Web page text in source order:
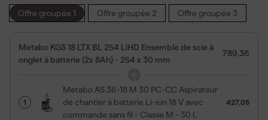
Offre groupée 1 Offre groupée 2 Offre groupée 3
Metabo KGS 18 LTX BL 254 LiHD Ensemble de scie à
onglet à batterie (2x 8Ah) - 254 x 30 mm
789,36
1
Metabo AS 36-18 M 30 PC-CC Aspirateur
de chantier à batterie Li-ion 18 V avec
commande sans fil - Classe M - 30 L
427,05